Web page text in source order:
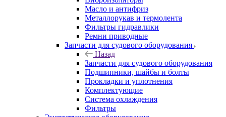
Масло и антифриз
Металлорукав и термолента
Фильтры гидравлики
Ремни приводные
Запчасти для судового оборудования
Назад
Запчасти для судового оборудования
Подшипники, шайбы и болты
Прокладки и уплотнения
Комплектующие
Система охлаждения
Фильтры